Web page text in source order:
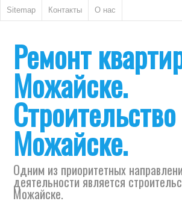
Sitemap Контакты О нас
Ремонт
Можайске.
Можайске.
Одним из приоритетных
деятельности является
Можайске.